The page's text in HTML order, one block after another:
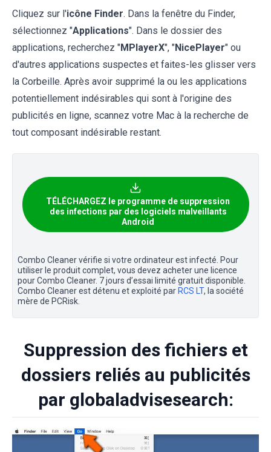
Cliquez sur l'icône Finder. Dans la fenêtre du Finder,
sélectionnez "Applications". Dans le dossier des
applications, recherchez "MPlayerX", "NicePlayer" ou
d'autres applications suspectes et faites-les glisser vers
la Corbeille. Après avoir supprimé la ou les applications
potentiellement indésirables qui sont à l'origine des
publicités en ligne, scannez votre Mac à la recherche de
tout composant indésirable restant.
TÉLÉCHARGEZ le programme de suppression
des infections par des logiciels malveillants
Android
Combo Cleaner vérifie si votre ordinateur est infecté. Pour
utiliser le produit complet, vous devez acheter une licence
pour Combo Cleaner. 7 jours d’essai limité gratuit disponible.
Combo Cleaner est détenu et exploité par RCS LT, la société
mère de PCRisk.
Suppression des fichiers et
dossiers reliés au publicités
par globaladvisesearch: